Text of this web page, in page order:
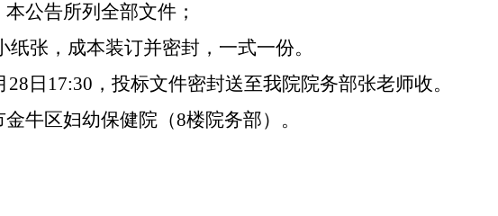
公告所列全部文件；
纸张，成本装订并密封 ， 一式一份。
28 日 17:30 ，投标文件密封送至我院院务部张老师收。
牛区妇幼保健院（8楼院务部）。